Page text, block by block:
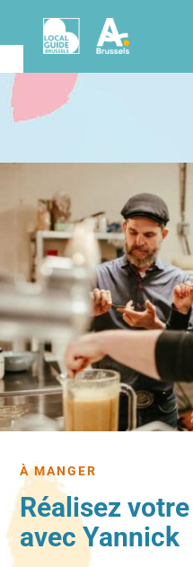
À MANGER
Réalisez
avec Yannick